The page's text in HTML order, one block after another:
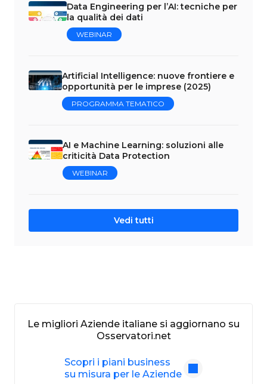
Data Engineering per l’AI: tecniche per
la qualità dei dati
WEBINAR
Artificial Intelligence: nuove frontiere e
opportunità per le imprese (2025)
PROGRAMMA TEMATICO
AI e Machine Learning: soluzioni alle
criticità Data Protection
WEBINAR
Vedi tutti
Le migliori Aziende italiane si aggiornano su
Osservatori.net
Scopri i piani business
su misura per le Aziende